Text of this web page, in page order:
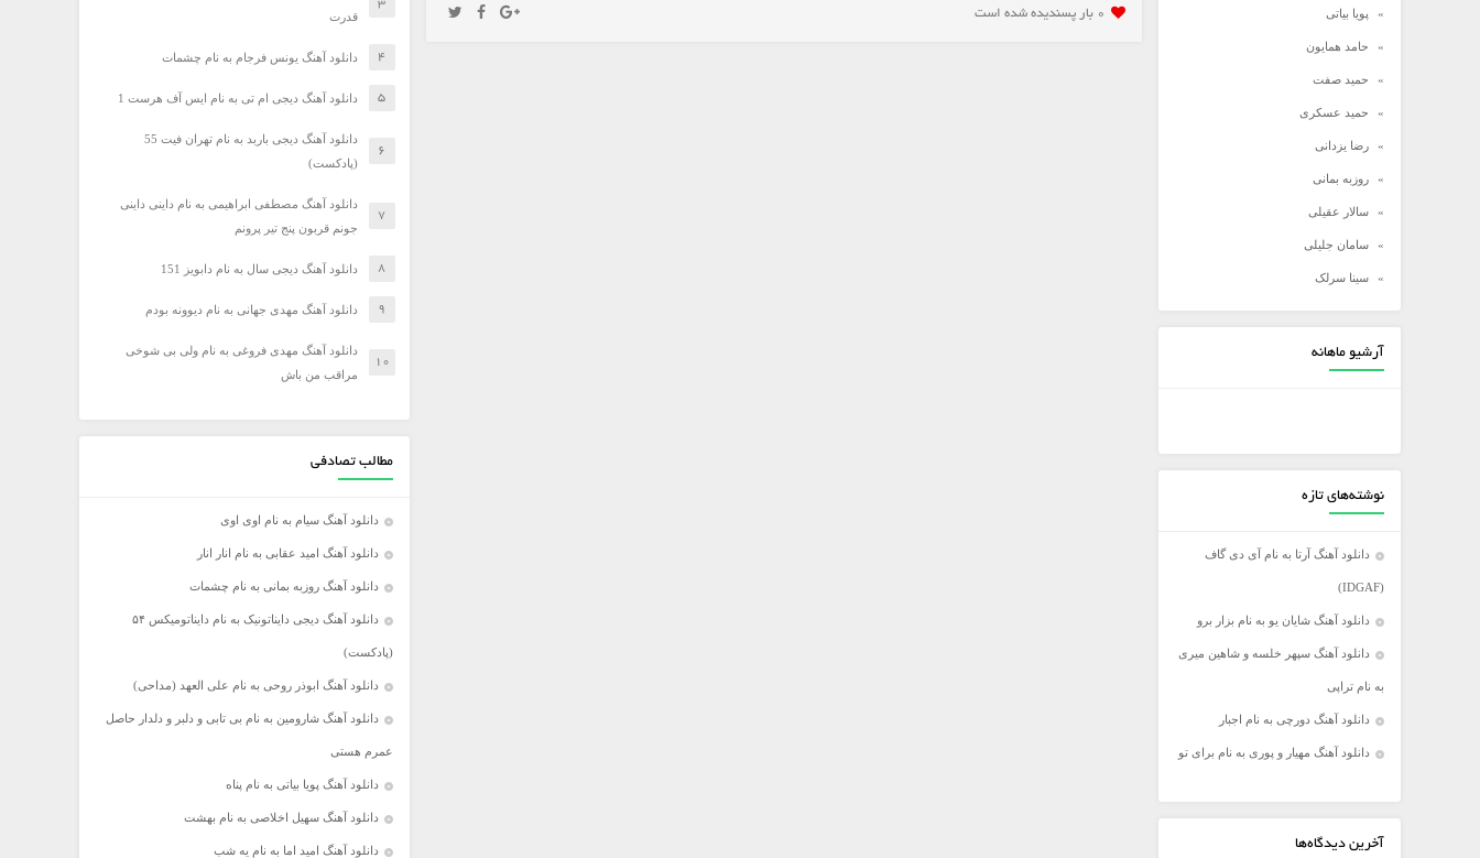
پویا بیاتی
حامد همایون
حمید صفت
حمید عسکری
رضا یزدانی
روزبه بمانی
سالار عقیلی
سامان جلیلی
سینا سرلک
شادمهر عقیلی
مجید اخشابی
مجید خراطها
آرشیو ماهانه
نوشته‌های تازه
دانلود آهنگ آرتا به نام آی دی گاف
(IDGAF)
دانلود آهنگ شایان یو به نام بزار برو
دانلود آهنگ سپهر خلسه و شاهین میری
به نام تراپی
دانلود آهنگ دورچی به نام اجبار
دانلود آهنگ مهیار و پوری به نام برای تو
آخرین دیدگاه‌ها
0 بار پسنديده شده است
قدرت
دانلود آهنگ یونس فرجام به نام چشمات
دانلود آهنگ دیجی ام تی به نام ایس آف هرست 1
دانلود آهنگ دیجی باربد به نام تهران فیت 55
(پادکست)
دانلود آهنگ مصطفی ابراهیمی به نام داینی داینی
جونم قربون پنج تیر پرونم
دانلود آهنگ دیجی سال به نام دابویز 151
دانلود آهنگ مهدی جهانی به نام دیوونه بودم
دانلود آهنگ مهدی فروغی به نام ولی بی شوخی
مراقب من باش
مطالب تصادفی
دانلود آهنگ سیام به نام اوی اوی
دانلود آهنگ امید عقابی به نام انار انار
دانلود آهنگ روزبه بمانی به نام چشمات
دانلود آهنگ دیجی دایناتونیک به نام دایناتومیکس ۵۴
(پادکست)
دانلود آهنگ ابوذر روحی به نام علی العهد (مداحی)
دانلود آهنگ شارومین به نام بی تابی و دلبر و دلدار حاصل
عمرم هستی
دانلود آهنگ پویا بیاتی به نام پناه
دانلود آهنگ سهیل اخلاصی به نام بهشت
دانلود آهنگ امید اما به نام یه شب